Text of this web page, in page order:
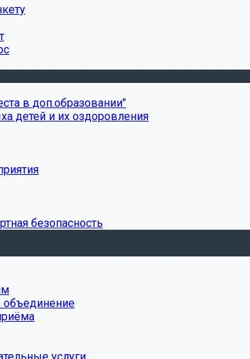
в доп.образовании"
детей и их оздоровления
безопасность
объединение